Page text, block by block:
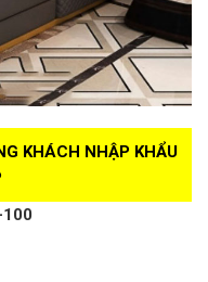
KHÁCH NHẬP KHẨU